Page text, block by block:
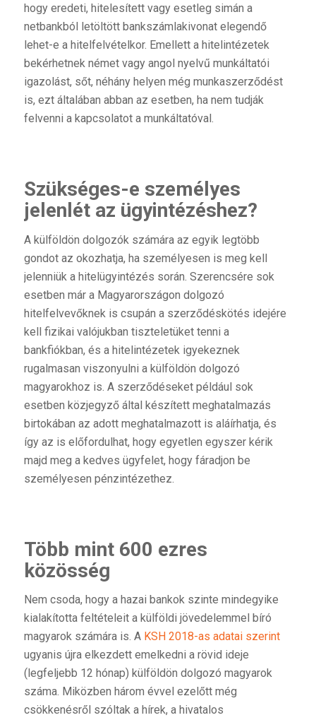
hogy eredeti, hitelesített vagy esetleg simán a
netbankból letöltött bankszámlakivonat elegendő
lehet-e a hitelfelvételkor. Emellett a hitelintézetek
bekérhetnek német vagy angol nyelvű munkáltatói
igazolást, sőt, néhány helyen még munkaszerződést
is, ezt általában abban az esetben, ha nem tudják
felvenni a kapcsolatot a munkáltatóval.
Szükséges-e személyes
jelenlét az ügyintézéshez?
A külföldön dolgozók számára az egyik legtöbb
gondot az okozhatja, ha személyesen is meg kell
jelenniük a hitelügyintézés során. Szerencsére sok
esetben már a Magyarországon dolgozó
hitelfelvevőknek is csupán a szerződéskötés idejére
kell fizikai valójukban tiszteletüket tenni a
bankfiókban, és a hitelintézetek igyekeznek
rugalmasan viszonyulni a külföldön dolgozó
magyarokhoz is. A szerződéseket például sok
esetben közjegyző által készített meghatalmazás
birtokában az adott meghatalmazott is aláírhatja, és
így az is előfordulhat, hogy egyetlen egyszer kérik
majd meg a kedves ügyfelet, hogy fáradjon be
személyesen pénzintézethez.
Több mint 600 ezres
közösség
Nem csoda, hogy a hazai bankok szinte mindegyike
kialakította feltételeit a külföldi jövedelemmel bíró
magyarok számára is. A KSH 2018-as adatai szerint
ugyanis újra elkezdett emelkedni a rövid ideje
(legfeljebb 12 hónap) külföldön dolgozó magyarok
száma. Miközben három évvel ezelőtt még
csökkenésről szóltak a hírek, a hivatalos